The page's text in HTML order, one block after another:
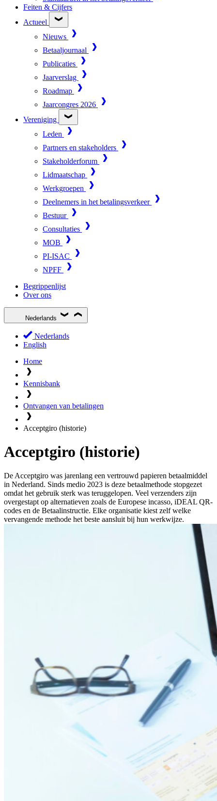
Feiten & Cijfers
Actueel
Nieuws
Betaaljournaal
Publicaties
Jaarverslag
Roadmap
Jaarcongres 2026
Vereniging
Leden
Partners en stakeholders
Stakeholderforum
Lidmaatschap
Werkgroepen
Deelnemers in het betalingsverkeer
Bestuur
Consultaties
MOB
PI-ISAC
NPFF
Begrippenlijst
Over ons
Nederlands
Nederlands
English
Home
Kennisbank
Ontvangen van betalingen
Acceptgiro (historie)
Acceptgiro (historie)
De Acceptgiro was jarenlang een vertrouwd papieren betaalmiddel
in Nederland. Sinds medio 2023 is deze betaalmethode stopgezet
omdat het gebruik sterk was teruggelopen. Veel verzenders zijn
overgestapt op alternatieven zoals de Europese incasso, iDEAL QR-
codes en de Betaalinstructie. Elke organisatie kiest zelf welke
vervangende methode het beste aansluit bij hun werkwijze.